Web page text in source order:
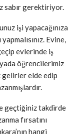
sabır gerektiriyor.
işi yapacağınıza
Evine,
evlerinde iş
öğrencilerimiz
gelirler elde edip
geçtiğiniz takdirde
fırsatını
hangi